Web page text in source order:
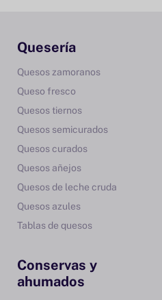
Quesería
Quesos zamoranos
Queso fresco
Quesos tiernos
Quesos semicurados
Quesos curados
Quesos añejos
Quesos de leche cruda
Quesos azules
Tablas de quesos
Conservas y
ahumados